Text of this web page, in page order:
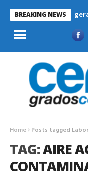
BREAKING NEWS
Refrigeración
Home Posts tagged
TAG:AIRE